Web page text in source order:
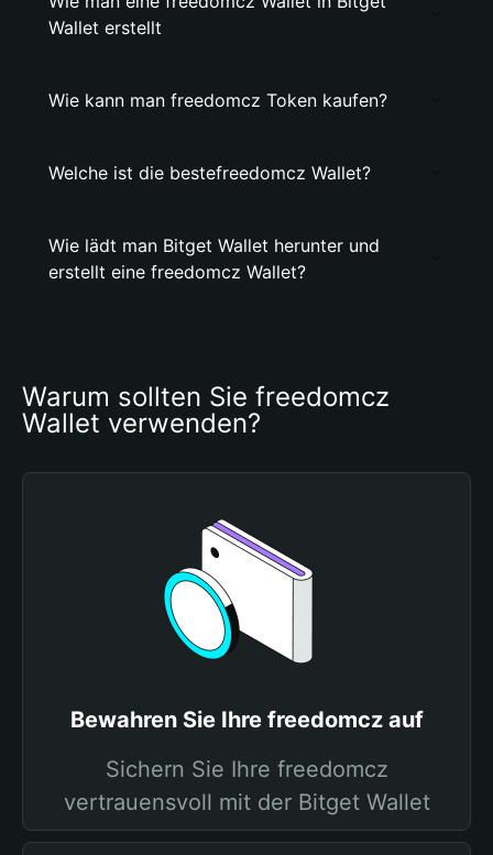
Wallet erstellt
Wie kann man freedomcz Token kaufen?
Welche ist die bestefreedomcz Wallet?
Wie lädt man Bitget Wallet herunter und
erstellt eine freedomcz Wallet?
Warum sollten Sie freedomcz
Wallet verwenden?
Bewahren Sie Ihre freedomcz auf
Sichern Sie Ihre freedomcz
vertrauensvoll mit der Bitget Wallet